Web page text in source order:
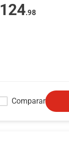
124.98
Comparar